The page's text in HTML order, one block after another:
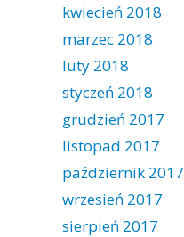
kwiecień 2018
marzec 2018
luty 2018
styczeń 2018
grudzień 2017
listopad 2017
październik 2017
wrzesień 2017
sierpień 2017